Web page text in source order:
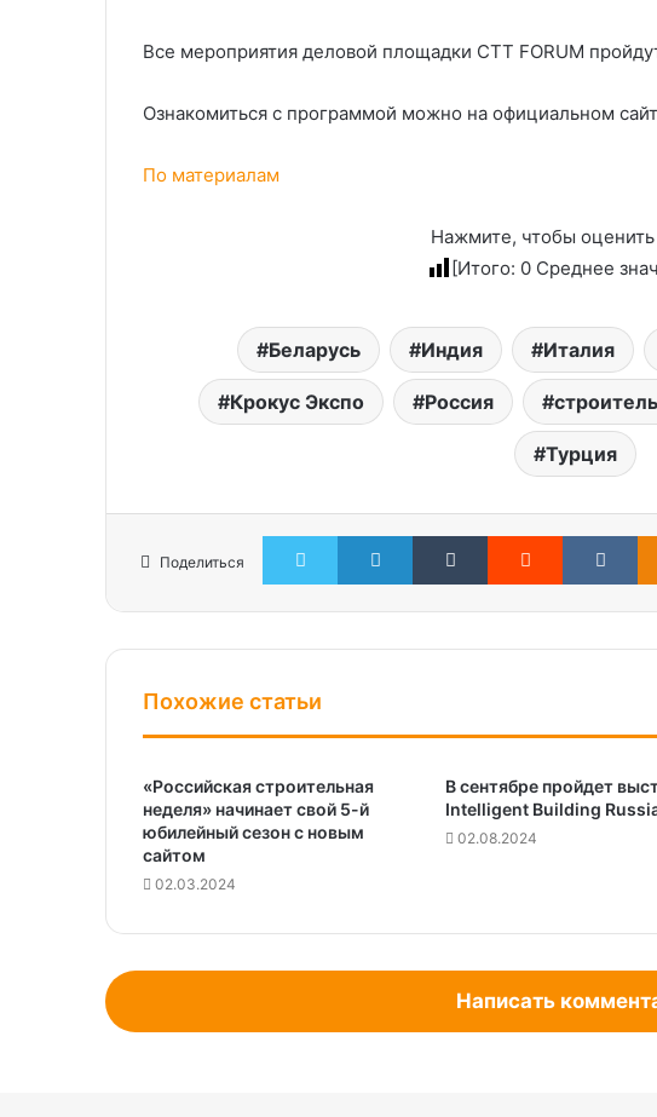
Все мероприятия деловой площадки CTT FORUM
Ознакомиться с программой можно на официальном
По материалам
Нажмите, чтобы оценить
[Итого: 0 Среднее
Беларусь Индия Италия
Крокус Экспо Россия
Турция
Поделиться
Twitter LinkedIn Tumblr Reddit
Похожие статьи
«Российская строительная
неделя» начинает свой 5-й
юбилейный сезон с новым
сайтом
02.03.2024
В сентябре пройдет
Intelligent Building
02.08.2024
Написать